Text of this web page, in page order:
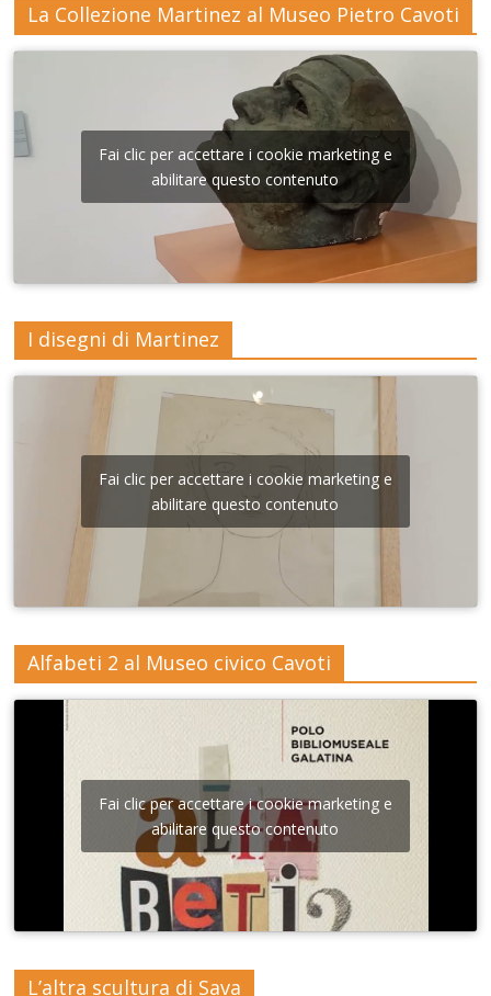
La Collezione Martinez al Museo Pietro Cavoti
Fai clic per accettare i cookie marketing e
abilitare questo contenuto
I disegni di Martinez
Fai clic per accettare i cookie marketing e
abilitare questo contenuto
Alfabeti 2 al Museo civico Cavoti
Fai clic per accettare i cookie marketing e
abilitare questo contenuto
L’altra scultura di Sava